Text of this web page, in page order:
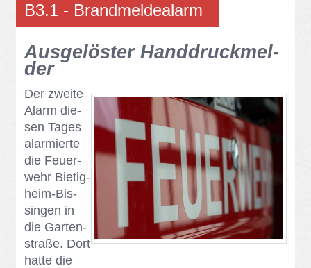
B3.1 - Brand­mel­de­alarm
Aus­ge­lös­ter Hand­druck­mel­
der
Der zwei­te
Alarm die­
sen Ta­ges
alar­mier­te
die Feu­er­
wehr Bie­tig­
heim-Bis­
sin­gen in
die Gar­ten­
stra­ße. Dort
hat­te die